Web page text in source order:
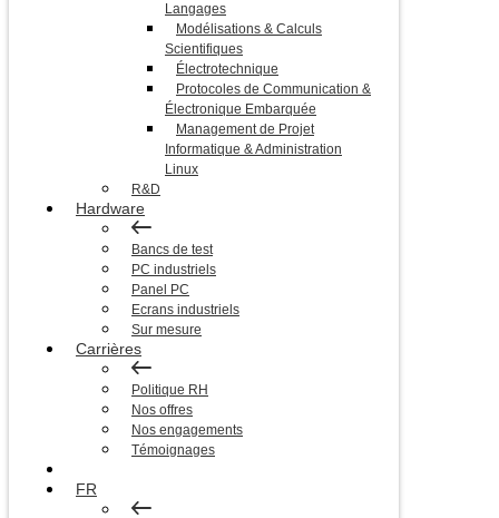
Langages
Modélisations & Calculs
Scientifiques
Électrotechnique
Protocoles de Communication &
Électronique Embarquée
Management de Projet
Informatique & Administration
Linux
R&D
Hardware
Bancs de test
PC industriels
Panel PC
Ecrans industriels
Sur mesure
Carrières
Politique RH
Nos offres
Nos engagements
Témoignages
FR